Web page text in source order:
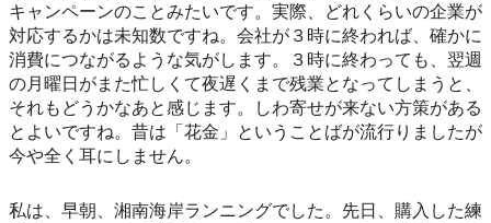
キャンペーンのことみたいです。実際、どれくらいの企業が
対応するかは未知数ですね。会社が３時に終われば、確かに
消費につながるような気がします。３時に終わっても、翌週
の月曜日がまた忙しくて夜遅くまで残業となってしまうと、
それもどうかなあと感じます。しわ寄せが来ない方策がある
とよいですね。昔は「花金」ということばが流行りましたが
今や全く耳にしません。
私は、早朝、湘南海岸ランニングでした。先日、購入した練